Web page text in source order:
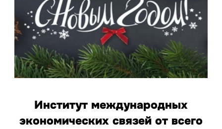
Институт международных
экономических связей от всего